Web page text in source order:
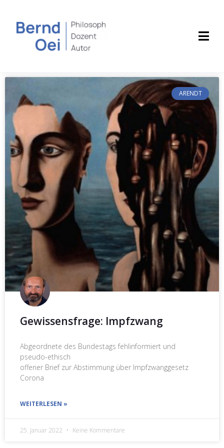
ARENDT
Gewissensfrage: Impfzwang
Abgeordnete des Bundestags fehlinformiert und
pseudo-ethisch
offener Brief zur Abstimmung über Impfzwanggesetz
Corona
WEITERLESEN »
25. Januar 2022 Keine Kommentare